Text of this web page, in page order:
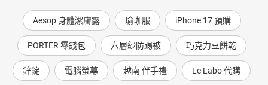
Aesop 身體潔膚露 瑜珈服 iPhone 17 預購
PORTER 零錢包 六層紗防踢被 巧克力豆餅乾
鋅錠 電腦螢幕 越南 伴手禮 Le Labo 代購